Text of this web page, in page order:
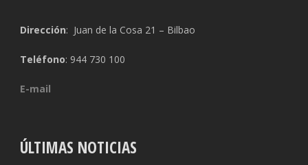
Dirección: Juan de la Cosa 21 – Bilbao
Teléfono: 944 730 100
E-mail
ÚLTIMAS NOTICIAS